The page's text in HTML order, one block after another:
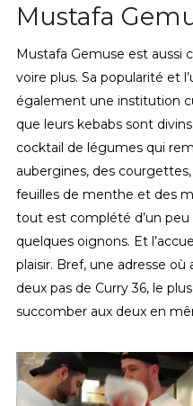
Mustafa
Mustafa Gemuse est aussi
voire plus. Sa popularité et
également une institution
que leurs kebabs sont
cocktail de légumes qui
aubergines, des
feuilles de menthe et des
tout est complété d’un
quelques oignons. Et
plaisir. Bref, une adresse
deux pas de Curry 36, le
succomber aux deux en